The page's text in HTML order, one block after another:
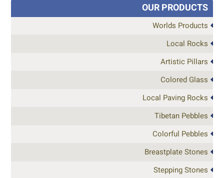
OUR PRODUCTS
Worlds Products
Local Rocks
Artistic Pillars
Colored Glass
Local Paving Rocks
Tibetan Pebbles
Colorful Pebbles
Breastplate Stones
Stepping Stones